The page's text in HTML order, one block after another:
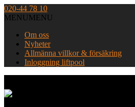
Skip
to
020-44 78 10
MENUMENU
Om oss
Nyheter
Allmänna villkor & försäkring
Inloggning liftpool